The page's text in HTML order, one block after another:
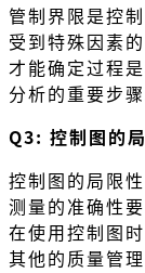
管制界限是控
受到特殊因素
才能确定过程
分析的重要步骤
Q3: 控制图的
控制图的局限
测量的准确性
在使用控制图
其他的质量管理